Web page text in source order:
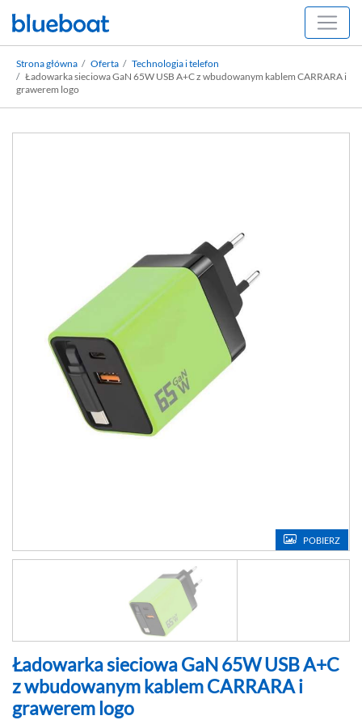
Strona główna Oferta
Technologia i telefon
Ładowarka sieciowa GaN 65W USB A+C z wbudowanym kablem CARRARA i
grawerem logo
POBIERZ
Ładowarka sieciowa GaN 65W USB A+C
z wbudowanym kablem CARRARA i
grawerem logo